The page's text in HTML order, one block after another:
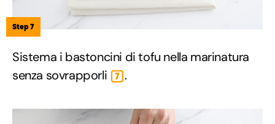
Step 7
Sistema i bastoncini di tofu nella marinatura
senza sovrapporli
7 .